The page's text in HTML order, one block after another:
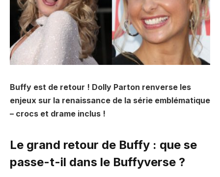
Buffy est de retour ! Dolly Parton renverse les
enjeux sur la renaissance de la série emblématique
– crocs et drame inclus !
Le grand retour de Buffy : que se
passe-t-il dans le Buffyverse ?